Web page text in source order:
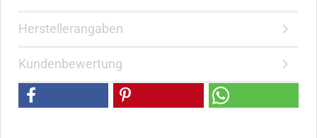
Herstellerangaben
Kundenbewertung